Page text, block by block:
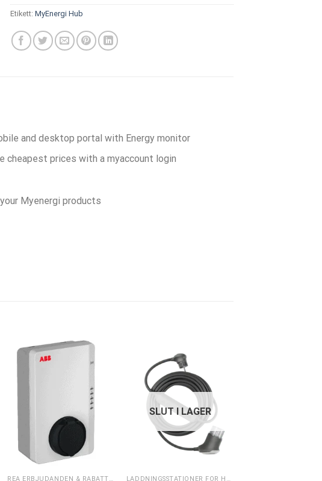
Etikett:MyEnergi Hub
and desktop portal with Energy monitor
prices with a myaccount login
Myenergi products
REA ERBJUDANDEN & RABATTER
SLUT I LAGER
LADDNINGSSTATIONER FÖR HEMMET